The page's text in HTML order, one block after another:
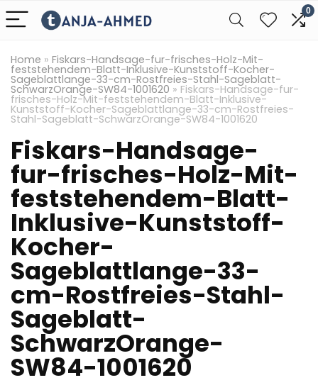
0
Home » Fiskars-Handsage-fur-frisches-Holz-Mit-
feststehendem-Blatt-Inklusive-Kunststoff-Kocher-
Sageblattlange-33-cm-Rostfreies-Stahl-Sageblatt-
SchwarzOrange-SW84-1001620 » Fiskars-Handsage-fur-
frisches-Holz-Mit-feststehendem-Blatt-Inklusive-
Kunststoff-Kocher-Sageblattlange-33-cm-Rostfreies-
Stahl-Sageblatt-SchwarzOrange-SW84-1001620
Fiskars-Handsage-
fur-frisches-Holz-Mit-
feststehendem-Blatt-
Inklusive-Kunststoff-
Kocher-
Sageblattlange-33-
cm-Rostfreies-Stahl-
Sageblatt-
SchwarzOrange-
SW84-1001620